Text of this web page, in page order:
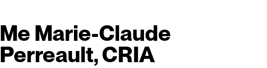
Me Marie-Claude
Perreault, CRIA